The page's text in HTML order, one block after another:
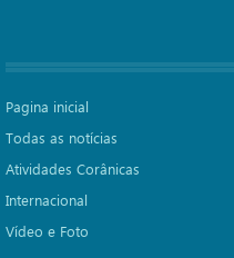
Pagina inicial
Todas as notícias
Atividades Corânicas
Internacional
Vídeo e Foto